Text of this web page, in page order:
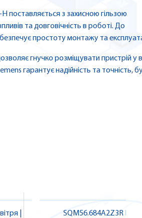
поставляється з захисною гільзою
та довговічність в роботі. До
простоту монтажу та
гнучко розміщувати пристрій у
гарантує надійність та точність,
SQM56.684A2Z3R